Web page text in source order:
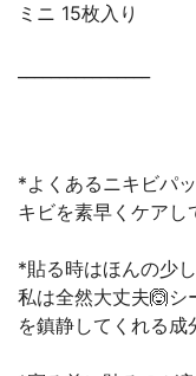
ミニ 15枚入り
*よくあるニキビパ
キビを素早くケアし
*貼る時はほんの少
私は全然大丈夫🙆シ
を鎮静してくれる成